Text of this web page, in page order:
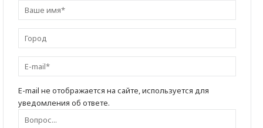
E-mail не отображается на сайте, используется для
уведомления об ответе.